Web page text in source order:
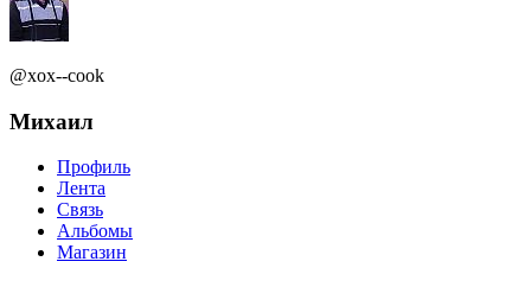
@xox--cook
Михаил
Профиль
Лента
Связь
Альбомы
Магазин